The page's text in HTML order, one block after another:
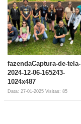
fazendaCaptura-de-tela-
2024-12-06-165243-
1024x487
Data: 27-01-2025 Visitas: 85